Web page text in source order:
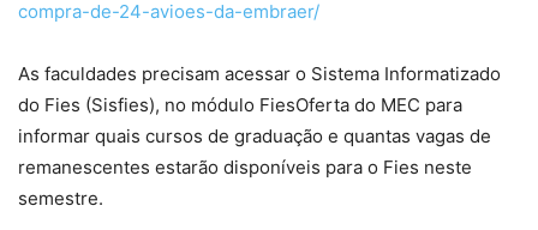
compra-de-24-avioes-da-embraer/
As faculdades precisam acessar o Sistema Informatizado
do Fies (Sisfies), no módulo FiesOferta do MEC para
informar quais cursos de graduação e quantas vagas de
remanescentes estarão disponíveis para o Fies neste
semestre.